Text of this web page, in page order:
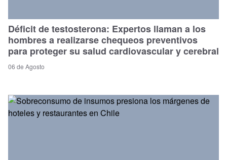
Déficit de testosterona: Expertos llaman a los
hombres a realizarse chequeos preventivos
para proteger su salud cardiovascular y cerebral
06 de Agosto